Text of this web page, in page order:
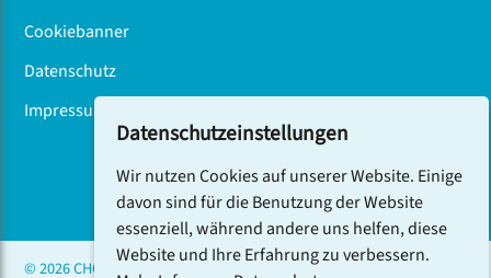
Cookiebanner
Datenschutz
Impressum
DCV-NEWSLETTER ABONNIEREN
© 2026 CHOR.COM
Datenschutzeinstellungen
Wir nutzen Cookies auf unserer Website. Einige
davon sind für die Benutzung der Website
essenziell, während andere uns helfen, diese
Website und Ihre Erfahrung zu verbessern.